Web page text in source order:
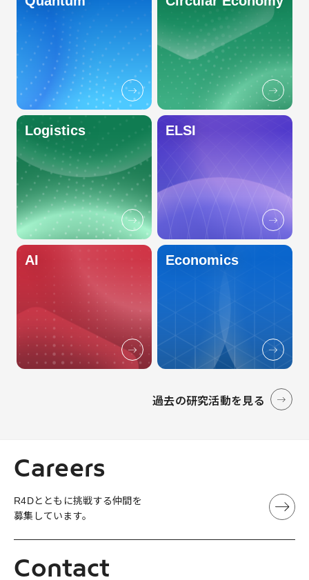
Logistics ELSI
AI Economics
過去の研究活動を見る
Careers
R4Dとともに挑戦する仲間を
募集しています。
Contact